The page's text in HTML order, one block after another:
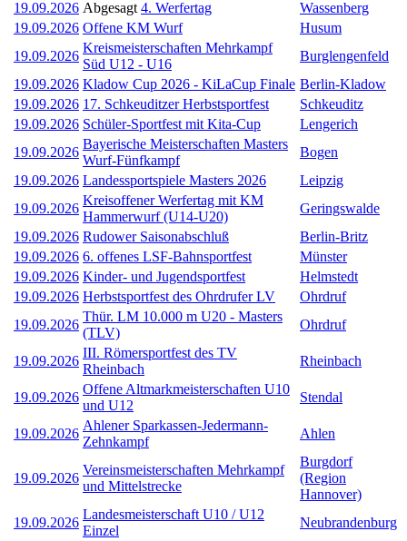
19.09.2026 Abgesagt 4. Werfertag
Wassenberg
19.09.2026 Offene KM Wurf
Husum
19.09.2026
Kreismeisterschaften Mehrkampf
Süd U12 - U16
Burglengenfeld
19.09.2026 Kladow Cup 2026 - KiLaCup Finale Berlin-Kladow
19.09.2026 17. Schkeuditzer Herbstsportfest
Schkeuditz
19.09.2026 Schüler-Sportfest mit Kita-Cup
Lengerich
19.09.2026
Bayerische Meisterschaften Masters
Wurf-Fünfkampf
Bogen
19.09.2026 Landessportspiele Masters 2026
Leipzig
19.09.2026
Kreisoffener Werfertag mit KM
Hammerwurf (U14-U20)
Geringswalde
19.09.2026 Rudower Saisonabschluß
Berlin-Britz
19.09.2026 6. offenes LSF-Bahnsportfest
Münster
19.09.2026 Kinder- und Jugendsportfest
Helmstedt
19.09.2026 Herbstsportfest des Ohrdrufer LV
Ohrdruf
19.09.2026
Thür. LM 10.000 m U20 - Masters
(TLV)
Ohrdruf
19.09.2026
III. Römersportfest des TV
Rheinbach
Rheinbach
19.09.2026
Offene Altmarkmeisterschaften U10
und U12
Stendal
19.09.2026
Ahlener Sparkassen-Jedermann-
Zehnkampf
Ahlen
19.09.2026
Vereinsmeisterschaften Mehrkampf
und Mittelstrecke
Burgdorf
(Region
Hannover)
19.09.2026
Landesmeisterschaft U10 / U12
Einzel
Neubrandenburg